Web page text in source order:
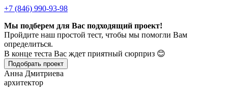
+7 (846) 990-93-98
Мы подберем для Вас подходящий проект!
Пройдите наш простой тест, чтобы мы помогли Вам
определиться.
В конце теста Вас ждет приятный сюрприз 😊
Подобрать проект
Анна Дмитриева
архитектор